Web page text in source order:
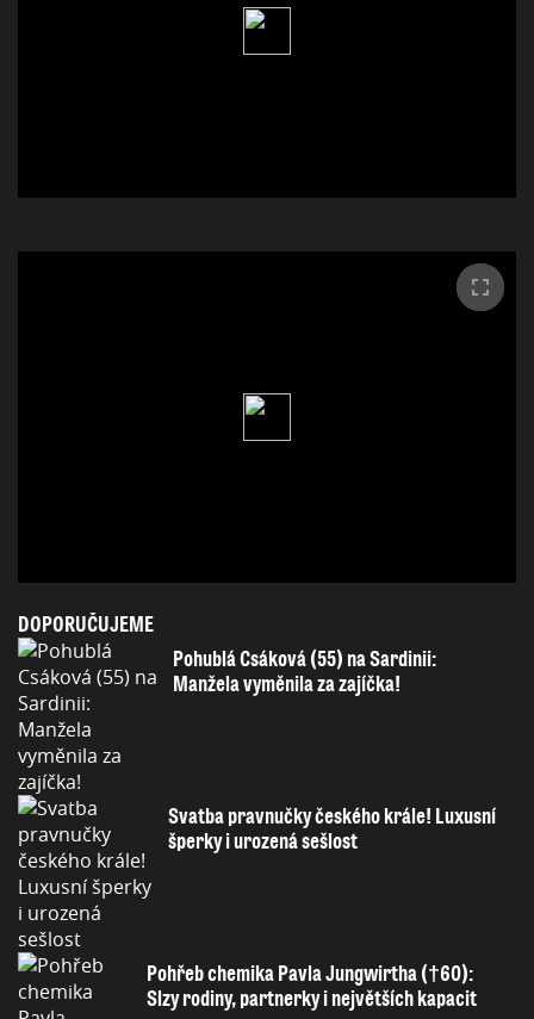
DOPORUČUJEME
Pohublá Csáková (55) na Sardinii:
Manžela vyměnila za zajíčka!
Svatba pravnučky českého krále! Luxusní
šperky i urozená sešlost
Pohřeb chemika Pavla Jungwirtha (†60):
Slzy rodiny, partnerky i největších kapacit